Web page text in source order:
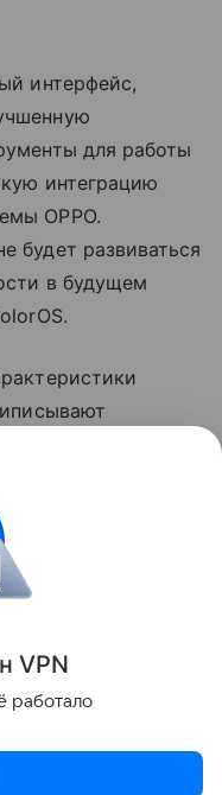
интерфейс,
для работы
интеграцию
OPPO.
будет развиваться
в будущем
Поделиться
VPN
работало